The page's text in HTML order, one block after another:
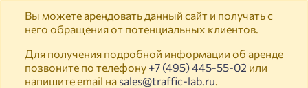
Вы можете арендовать данный сайт и получать с
него обращения от потенциальных клиентов.
Для получения подробной информации об аренде
позвоните по телефону +7 (495) 445-55-02 или
напишите email на sales@traffic-lab.ru.